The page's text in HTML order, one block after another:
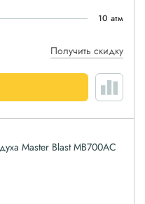
10 атм
Получить скидку
Master Blast MB700AC